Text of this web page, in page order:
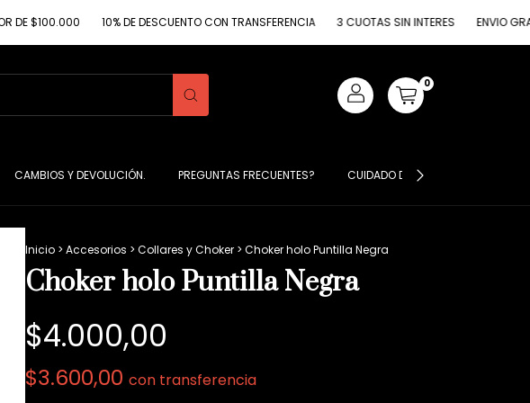
10% DE DESCUENTO CON TRANSFERENCIA 3 CUOTAS SIN INTERES ENVIO GRATIS
0
CAMBIOS Y DEVOLUCIÓN. PREGUNTAS FRECUENTES? CUIDADO DE MIS PRENDAS ?
Inicio > Accesorios > Collares y Choker > Choker holo Puntilla Negra
Choker holo Puntilla Negra
$4.000,00
$3.600,00 con transferencia